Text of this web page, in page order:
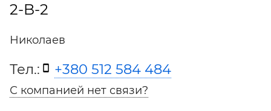
2-B-2
Николаев
Тел.: +380 512 584 484
С компанией нет связи?